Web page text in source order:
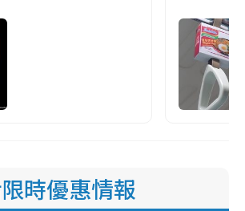
時優惠情報